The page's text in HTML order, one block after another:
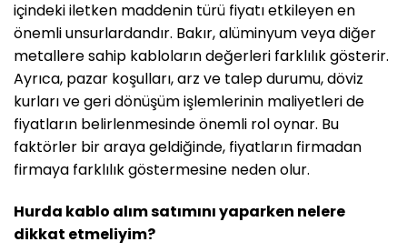
içindeki iletken maddenin türü fiyatı etkileyen en
önemli unsurlardandır. Bakır, alüminyum veya diğer
metallere sahip kabloların değerleri farklılık gösterir.
Ayrıca, pazar koşulları, arz ve talep durumu, döviz
kurları ve geri dönüşüm işlemlerinin maliyetleri de
fiyatların belirlenmesinde önemli rol oynar. Bu
faktörler bir araya geldiğinde, fiyatların firmadan
firmaya farklılık göstermesine neden olur.
Hurda kablo alım satımını yaparken nelere
dikkat etmeliyim?